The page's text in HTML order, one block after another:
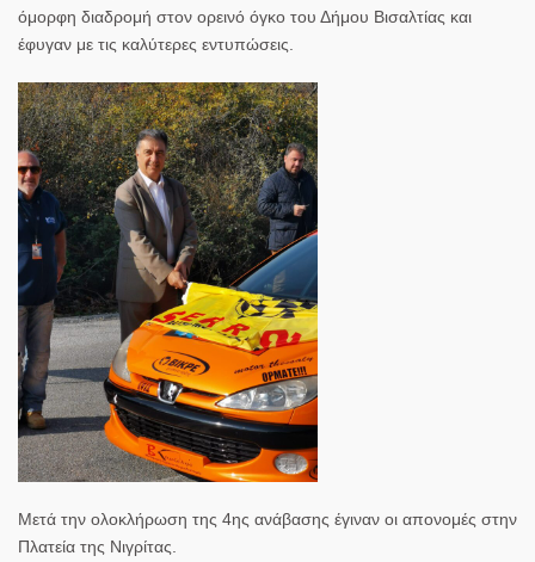
όμορφη διαδρομή στον ορεινό όγκο του Δήμου Βισαλτίας και
έφυγαν με τις καλύτερες εντυπώσεις.
Μετά την ολοκλήρωση της 4ης ανάβασης έγιναν οι απονομές στην
Πλατεία της Νιγρίτας.